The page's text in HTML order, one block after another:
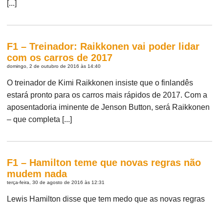
[...]
F1 – Treinador: Raikkonen vai poder lidar
com os carros de 2017
domingo, 2 de outubro de 2016 às 14:40
O treinador de Kimi Raikkonen insiste que o finlandês
estará pronto para os carros mais rápidos de 2017. Com a
aposentadoria iminente de Jenson Button, será Raikkonen
– que completa [...]
F1 – Hamilton teme que novas regras não
mudem nada
terça-feira, 30 de agosto de 2016 às 12:31
Lewis Hamilton disse que tem medo que as novas regras